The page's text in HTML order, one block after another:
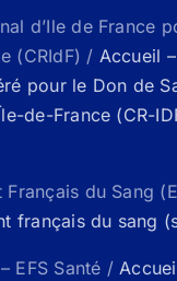
d’Ile de France
(CRIdF) / Accueil
pour le Don de
de-France (CR-
Français du Sang
français du sang
EFS Santé /Accueil